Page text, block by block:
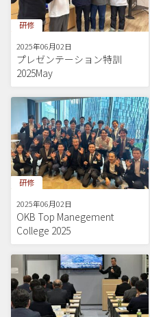
研修
2025年06月02日
プレゼンテーション特訓
2025May
研修
2025年06月02日
OKB Top Manegement
College 2025